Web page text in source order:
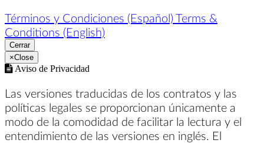
Términos y Condiciones (Español) Terms &
Conditions (English)
Cerrar
×Close
Aviso de Privacidad
Las versiones traducidas de los contratos y las
políticas legales se proporcionan únicamente a
modo de la comodidad de facilitar la lectura y el
entendimiento de las versiones en inglés. El